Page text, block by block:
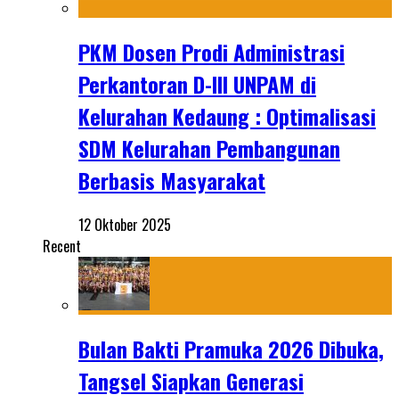
PKM Dosen Prodi Administrasi
Perkantoran D-III UNPAM di
Kelurahan Kedaung : Optimalisasi
SDM Kelurahan Pembangunan
Berbasis Masyarakat
12 Oktober 2025
Recent
Bulan Bakti Pramuka 2026 Dibuka,
Tangsel Siapkan Generasi